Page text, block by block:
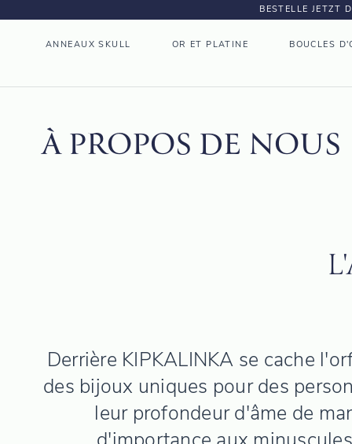
BESTELLE JETZT
ANNEAUX SKULL OR ET PLATINE BOUCLES
À PROPOS DE NOUS
Derrière KIPKALINKA se cache
des bijoux uniques pour des
leur profondeur d'âme de